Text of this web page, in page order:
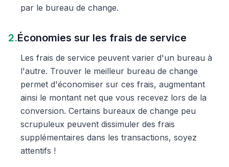
par le bureau de change.
2.Économies sur les frais de service
Les frais de service peuvent varier d'un bureau à
l'autre. Trouver le meilleur bureau de change
permet d'économiser sur ces frais, augmentant
ainsi le montant net que vous recevez lors de la
conversion. Certains bureaux de change peu
scrupuleux peuvent dissimuler des frais
supplémentaires dans les transactions, soyez
attentifs !